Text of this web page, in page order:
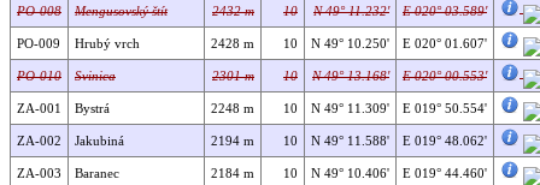
PO-008 Mengusovský štít 2432 m 10 N 49° 11.232' E 020° 03.589'
PO-009 Hrubý vrch 2428 m 10 N 49° 10.250' E 020° 01.607'
PO-010 Svinica 2301 m 10 N 49° 13.168' E 020° 00.553'
ZA-001 Bystrá 2248 m 10 N 49° 11.309' E 019° 50.554'
ZA-002 Jakubiná 2194 m 10 N 49° 11.588' E 019° 48.062'
ZA-003 Baranec 2184 m 10 N 49° 10.406' E 019° 44.460'